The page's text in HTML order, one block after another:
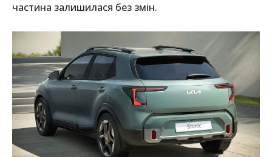
частина залишилася без змін.